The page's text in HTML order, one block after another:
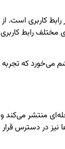
کاربری است. از
رابط کاربری
می‌خورد که تجربه
منتشر می‌کند و
نیز در دسترس قرار